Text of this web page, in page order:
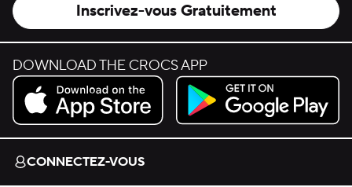
Inscrivez-vous Gratuitement
DOWNLOAD THE CROCS APP
Download on the App Store.
Get it on Google Play.
CONNECTEZ-VOUS